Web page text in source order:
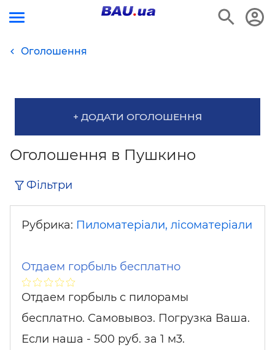
Оголошення
+ ДОДАТИ ОГОЛОШЕННЯ
Оголошення в Пушкино
Фільтри
Рубрика: Пиломатеріали, лісоматеріали
Отдаем горбыль бесплатно
Отдаем горбыль с пилорамы
бесплатно. Самовывоз. Погрузка Ваша.
Если наша - 500 руб. за 1 м3.